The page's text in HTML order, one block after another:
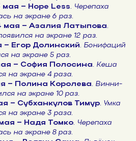
– Hope Less. Черепаха
на экране 6 раз.
мая – Азалия Латыпова.
на экране 12 раз.
Егор Долинский. Бонифаций
на экране 5 раз.
– София Полосина. Кеша
на экране 4 раза.
– Полина Королева. Винни-
на экране 10 раз.
– Субханкулов Тимур. Умка
на экране 3 раза.
– Надя Томко. Черепаха
на экране 8 раз.